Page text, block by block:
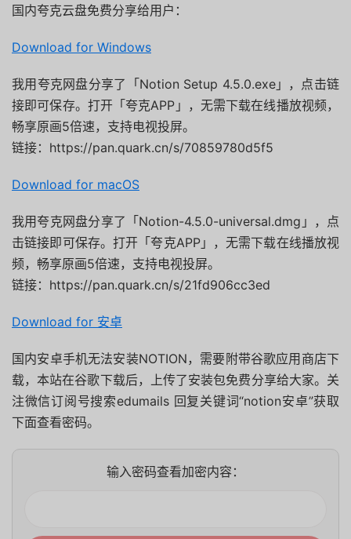
国内夸克云盘免费分享给用户：
Download for Windows
我用夸克网盘分享了「Notion Setup 4.5.0.exe」，点击链
接即可保存。打开「夸克APP」，无需下载在线播放视频，
畅享原画5倍速，支持电视投屏。
链接：https://pan.quark.cn/s/70859780d5f5
Download for macOS
我用夸克网盘分享了「Notion-4.5.0-universal.dmg」，点
击链接即可保存。打开「夸克APP」，无需下载在线播放视
频，畅享原画5倍速，支持电视投屏。
链接：https://pan.quark.cn/s/21fd906cc3ed
Download for 安卓
国内安卓手机无法安装NOTION，需要附带谷歌应用商店下
载，本站在谷歌下载后，上传了安装包免费分享给大家。关
注微信订阅号搜索edumails 回复关键词“notion安卓”获取
下面查看密码。
输入密码查看加密内容：